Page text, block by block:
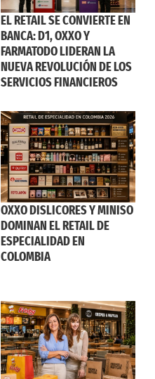
EL RETAIL SE CONVIERTE EN
BANCA: D1, OXXO Y
FARMATODO LIDERAN LA
NUEVA REVOLUCIÓN DE LOS
SERVICIOS FINANCIEROS
OXXO DISLICORES Y MINISO
DOMINAN EL RETAIL DE
ESPECIALIDAD EN
COLOMBIA